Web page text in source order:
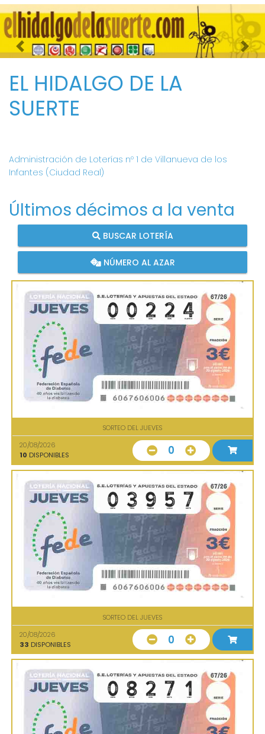
Imagen anterior
EL HIDALGO DE LA
SUERTE
Administración de Loterías nº 1 de Villanueva de los
Infantes (Ciudad Real)
Últimos décimos a la venta
BUSCAR LOTERÍA
NÚMERO AL AZAR
SORTEO DEL JUEVES
20/08/2026
10 DISPONIBLES 0
SORTEO DEL JUEVES
20/08/2026
33 DISPONIBLES 0